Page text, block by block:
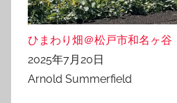
ひまわり畑＠松戸市和名ヶ谷
2025年7月20日
Arnold Summerfield